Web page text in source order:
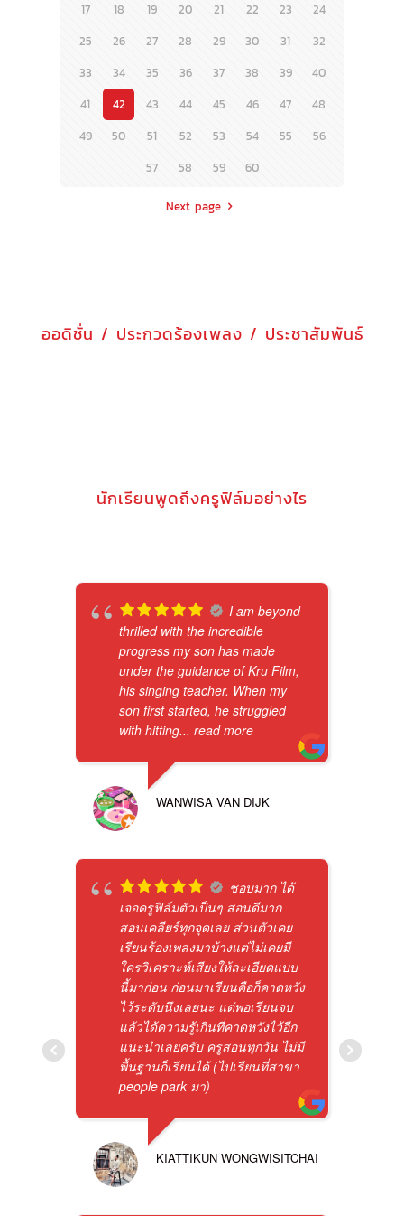
17
18 19 20 21 22 23
24
25
26 27 28 29 30 31
32
33
34 35 36 37 38 39
40
41
42 43 44 45 46 47
48
49
50 51 52 53 54 55
56
57
58 59 60
Next page
ออดิชั่น / ประกวดร้องเพลง / ประชาสัมพันธ์
นักเรียนพูดถึงครูฟิล์มอย่างไร
I am beyond
thrilled with the incredible
progress my son has made
under the guidance of Kru Film,
his singing teacher. When my
son first started, he struggled
with hitting... read more
WANWISA VAN DIJK
ชอบมาก ได้
เจอครูฟิล์มตัวเป็นๆ สอนดีมาก
สอนเคลียร์ทุกจุดเลย ส่วนตัวเคย
เรียนร้องเพลงมาบ้างแต่ไม่เคยมี
ใครวิเคราะห์เสียงให้ละเอียดแบบ
นี้มาก่อน ก่อนมาเรียนคือก็คาดหวัง
ไว้ระดับนึงเลยนะ แต่พอเรียนจบ
แล้วได้ความรู้เกินที่คาดหวังไว้อีก
แนะนำเลยครับ ครูสอนทุกวัน ไม่มี
พื้นฐานก็เรียนได้ (ไปเรียนที่สาขา
people park มา)
KIATTIKUN WONGWISITCHAI